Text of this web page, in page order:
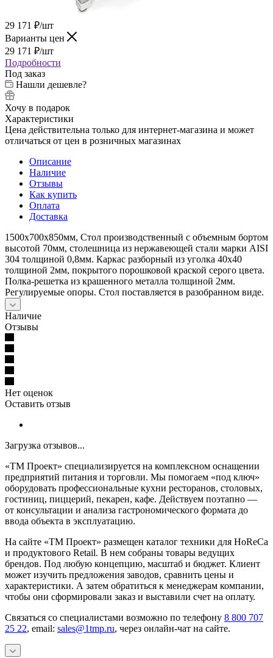
29 171 ₽/шт
Варианты цен
29 171 ₽/шт
Подробности
Под заказ
Нашли дешевле?
Хочу в подарок
Характеристики
Цена действительна только для интернет-магазина и может
отличаться от цен в розничных магазинах
Описание
Наличие
Отзывы
Как купить
Оплата
Доставка
1500х700х850мм, Стол производственный с объемным бортом
высотой 70мм, столешница из нержавеющей стали марки AISI
304 толщиной 0,8мм. Каркас разборный из уголка 40х40
толщиной 2мм, покрытого порошковой краской серого цвета.
Полка-решетка из крашенного металла толщиной 2мм.
Регулируемые опоры. Стол поставляется в разобранном виде.
Наличие
Отзывы
Нет оценок
Оставить отзыв
Загрузка отзывов...
«ТМ Проект» специализируется на комплексном оснащении
предприятий питания и торговли. Мы помогаем «под ключ»
оборудовать профессиональные кухни ресторанов, столовых,
гостиниц, пиццерий, пекарен, кафе. Действуем поэтапно —
от консультации и анализа гастрономического формата до
ввода объекта в эксплуатацию.
На сайте «ТМ Проект» размещен каталог техники для HoReCa
и продуктового Retail. В нем собраны товары ведущих
брендов. Под любую концепцию, масштаб и бюджет. Клиент
может изучить предложения заводов, сравнить цены и
характеристики. А затем обратиться к менеджерам компании,
чтобы они сформировали заказ и выставили счет на оплату.
Связаться со специалистами возможно по телефону 8 800 707
25 22, email: sales@1tmp.ru, через онлайн-чат на сайте.